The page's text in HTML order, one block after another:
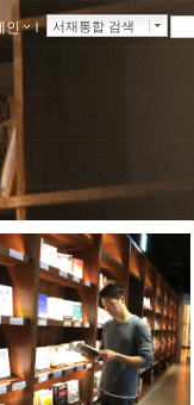
인 ｌ 서재통합 검색